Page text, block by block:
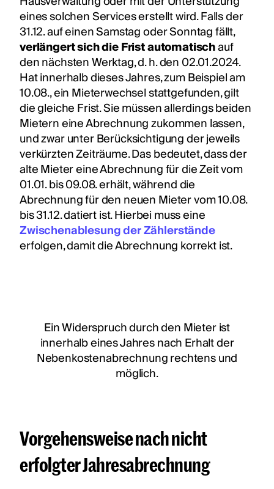
eines solchen Services erstellt wird. Falls der
31.12. auf einen Samstag oder Sonntag fällt,
verlängert sich die Frist automatischauf
den nächsten Werktag, d. h. den 02.01.2024.
Hat innerhalb dieses Jahres, zum Beispiel am
10.08., ein Mieterwechsel stattgefunden, gilt
die gleiche Frist. Sie müssen allerdings beiden
Mietern eine Abrechnung zukommen lassen,
und zwar unter Berücksichtigung der jeweils
verkürzten Zeiträume. Das bedeutet, dass der
alte Mieter eine Abrechnung für die Zeit vom
01.01. bis 09.08. erhält, während die
Abrechnung für den neuen Mieter vom 10.08.
bis 31.12. datiert ist. Hierbei muss eine
Zwischenablesung der Zählerstände
erfolgen, damit die Abrechnung korrekt ist.
Ein Widerspruch durch den Mieter ist
innerhalb eines Jahres nach Erhalt der
Nebenkostenabrechnung rechtens und
möglich.
Vorgehensweise nach nicht
erfolgter Jahresabrechnung